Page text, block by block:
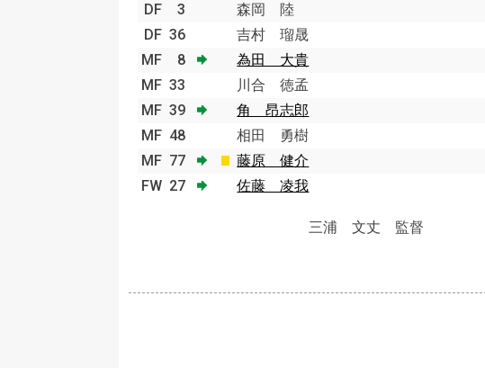
DF
3
森岡 陸
DF 36
吉村 瑠晟
MF
8 為田 大貴
MF 33
川合 徳孟
MF 39 角 昂志郎
MF 48
相田 勇樹
MF 77 藤原 健介
FW 27 佐藤 凌我
三浦 文丈 監督